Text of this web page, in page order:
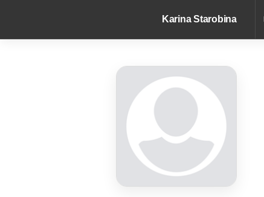
Karina Starobina